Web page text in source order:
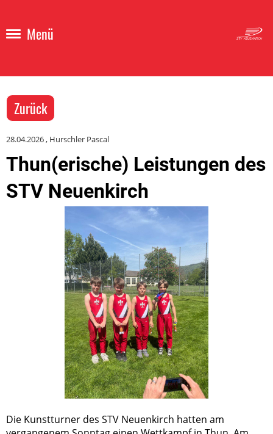
Menü
Zurück
28.04.2026, Hurschler Pascal
Thun(erische) Leistungen des
STV Neuenkirch
Die Kunstturner des STV Neuenkirch hatten am